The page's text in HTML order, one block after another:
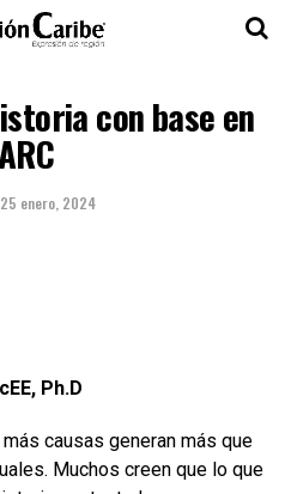
con base en
25 enero, 2024
Ph.D
causas generan más que
Muchos creen que lo que